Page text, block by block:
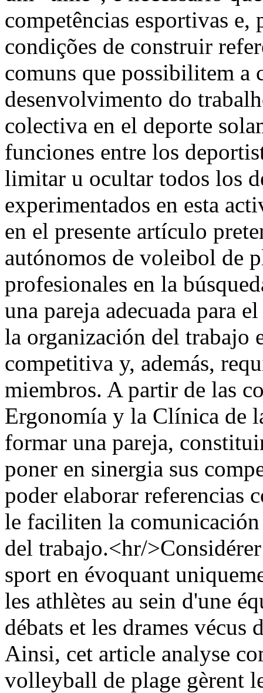
competências esportivas
condições de construir
comuns que possibilitem a
desenvolvimento do
colectiva en el deporte
funciones entre los
limitar u ocultar todos los
experimentados en esta
en el presente artículo
autónomos de voleibol de
profesionales en la
una pareja adecuada para
la organización del trabajo
competitiva y, además,
miembros. A partir de las
Ergonomía y la Clínica de
formar una pareja,
poner en sinergia sus
poder elaborar referencias
le faciliten la
del trabajo.<hr/
sport en évoquant
les athlètes au sein d'une
débats et les drames
Ainsi, cet article analyse
volleyball de plage gèrent